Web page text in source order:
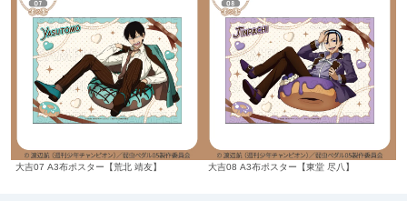
大吉07 A3布ポスター【荒北 靖友】 大吉08 A3布ポスター【東堂 尽八】